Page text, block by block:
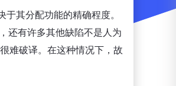
其分配功能的精确程度。
还有许多其他缺陷不是人为
难破译。在这种情况下，故